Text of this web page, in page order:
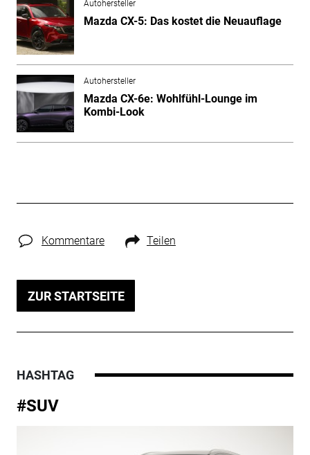
Autohersteller
Mazda CX-5: Das kostet die Neuauflage
Autohersteller
Mazda CX-6e: Wohlfühl-Lounge im
Kombi-Look
Kommentare Teilen
ZUR STARTSEITE
HASHTAG
#SUV